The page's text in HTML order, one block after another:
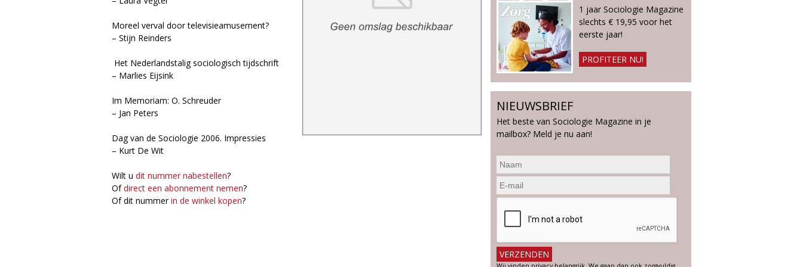
g
e
M
a
g
a
z
Moreel verval door televisieamusement?
– Stijn Reinders
Het Nederlandstalig sociologisch tijdschrift
– Marlies Eijsink
Im Memoriam: O. Schreuder
– Jan Peters
Dag van de Sociologie 2006. Impressies
– Kurt De Wit
Wilt u dit nummer nabestellen?
Ofdirect een abonnement nemen?
Of dit nummerin de winkel kopen?
1 jaar Sociologie Magazine
slechts € 19,95 voor het
eerste jaar!
PROFITEER NU!
NIEUWSBRIEF
Het beste van Sociologie Magazine in je
mailbox? Meld je nu aan!